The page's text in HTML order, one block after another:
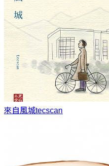
來自風城tecscan